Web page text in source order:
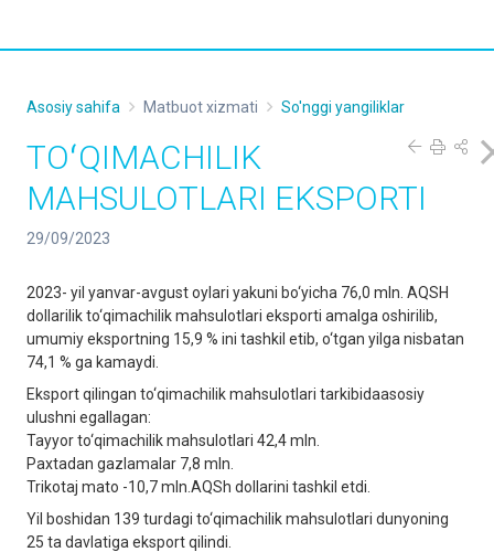
Asosiy sahifa Matbuot xizmati So'nggi yangiliklar
TOʻQIMACHILIK
MAHSULOTLARI EKSPORTI
29/09/2023
2023- yil yanvar-avgust oylari yakuni bo‘yicha 76,0 mln. AQSH
dollarilik to‘qimachilik mahsulotlari eksporti amalga oshirilib,
umumiy eksportning 15,9 % ini tashkil etib, o‘tgan yilga nisbatan
74,1 % ga kamaydi.
Eksport qilingan to‘qimachilik mahsulotlari tarkibidaasosiy
ulushni egallagan:
Tayyor to‘qimachilik mahsulotlari 42,4 mln.
Paxtadan gazlamalar 7,8 mln.
Trikotaj mato -10,7 mln.AQSh dollarini tashkil etdi.
Yil boshidan 139 turdagi to‘qimachilik mahsulotlari dunyoning
25 ta davlatiga eksport qilindi.